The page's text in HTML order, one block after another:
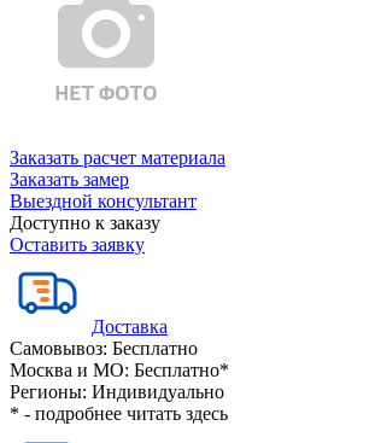
Заказать расчет материала
Заказать замер
Выездной консультант
Доступно к заказу
Оставить заявку
Доставка
Самовывоз: Бесплатно
Москва и МО: Бесплатно*
Регионы: Индивидуально
* - подробнее читать здесь